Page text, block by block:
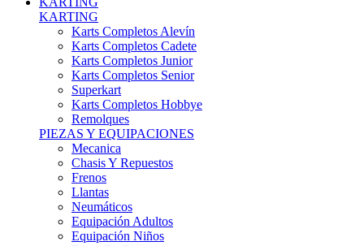
Karts Completos Alevín
Karts Completos Cadete
Karts Completos Junior
Karts Completos Senior
Superkart
Karts Completos Hobbye
Remolques
PIEZAS Y EQUIPACIONES
Mecanica
Chasis Y Repuestos
Frenos
Llantas
Neumáticos
Equipación Adultos
Equipación Niños
Resto De Piezas